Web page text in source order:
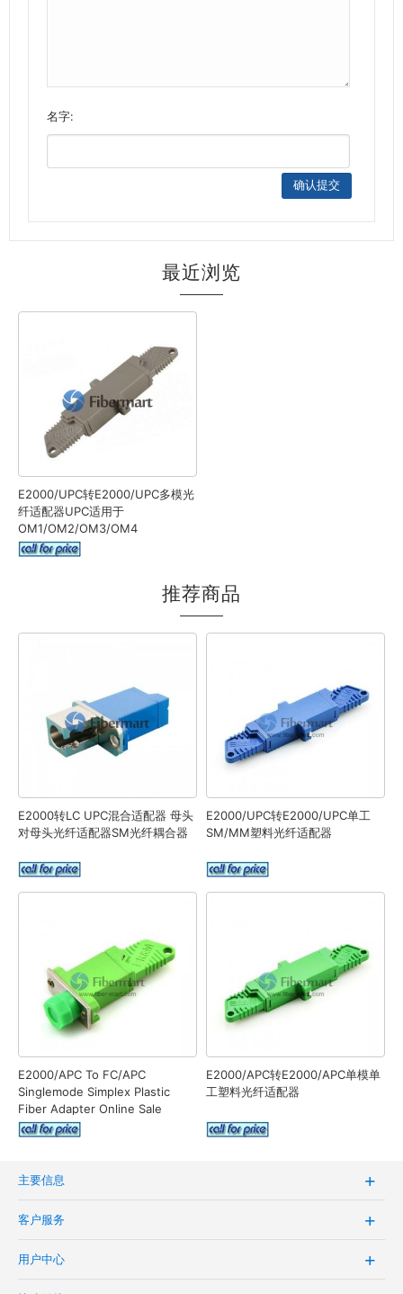
名字:
最近浏览
E2000/UPC转E2000/UPC多模光
纤适配器UPC适用于
OM1/OM2/OM3/OM4
推荐商品
E2000转LC UPC混合适配器 母头
对母头光纤适配器SM光纤耦合器
E2000/UPC转E2000/UPC单工
SM/MM塑料光纤适配器
E2000/APC To FC/APC
Singlemode Simplex Plastic
Fiber Adapter Online Sale
E2000/APC转E2000/APC单模单
工塑料光纤适配器
主要信息
客户服务
用户中心